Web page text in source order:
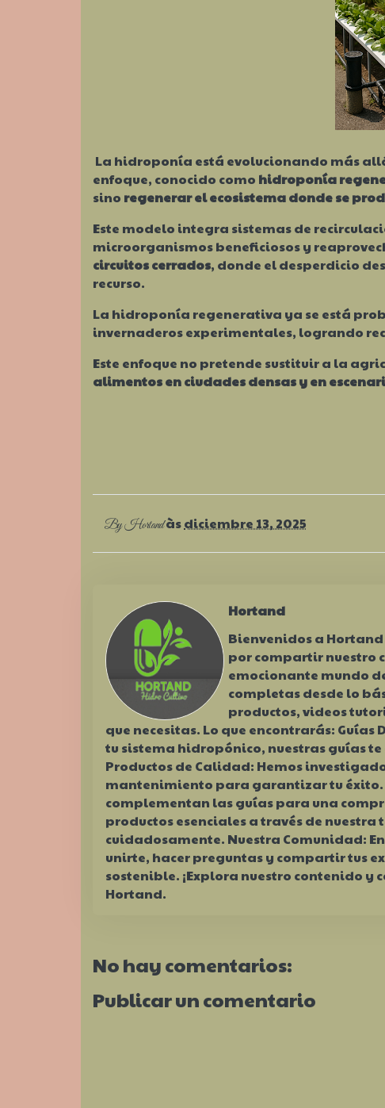
La hidroponía está evolucionando más
enfoque, conocido como hidroponía
sino regenerar el ecosistema donde se
Este modelo integra sistemas de
microorganismos beneficiosos y
circuitos cerrados, donde el desperdicio
recurso.
La hidroponía regenerativa ya se está
invernaderos experimentales, logrando
Este enfoque no pretende sustituir a la
alimentos en ciudades densas y en
ByHortand àsdiciembre 13, 2025
Hortand
Bienvenidos a
por compartir nuestro
emocionante mundo
completas desde lo
productos, videos
que necesitas. Lo que encontrarás:
tu sistema hidropónico, nuestras guías
Productos de Calidad: Hemos
mantenimiento para garantizar tu éxito.
complementan las guías para una
productos esenciales a través de
cuidadosamente. Nuestra Comunidad:
unirte, hacer preguntas y compartir tus
sostenible. ¡Explora nuestro contenido
Hortand.
No hay comentarios:
Publicar un comentario